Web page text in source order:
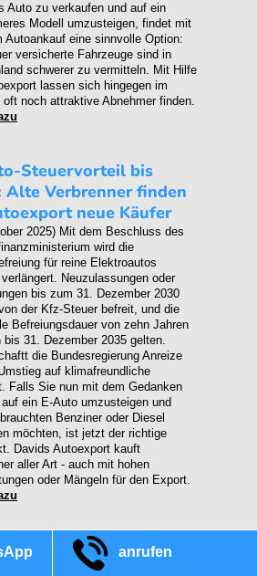
Auto zu verkaufen und auf ein
Modell umzusteigen, findet mit
Autoankauf eine sinnvolle Option:
versicherte Fahrzeuge sind in
schwerer zu vermitteln. Mit Hilfe
lassen sich hingegen im
oft noch attraktive Abnehmer finden.
Steuervorteil bis
Alte Verbrenner finden
neue Käufer
2025) Mit dem Beschluss des
wird die
für reine Elektroautos
Neuzulassungen oder
bis zum 31. Dezember 2030
der Kfz-Steuer befreit, und die
Befreiungsdauer von zehn Jahren
bis 31. Dezember 2035 gelten.
die Bundesregierung Anreize
auf klimafreundliche
Falls Sie nun mit dem Gedanken
ein E-Auto umzusteigen und
Benziner oder Diesel
möchten, ist jetzt der richtige
Davids Autoexport kauft
aller Art - auch mit hohen
oder Mängeln für den Export.
bei Kfz-
Autoexport statt
anrufen